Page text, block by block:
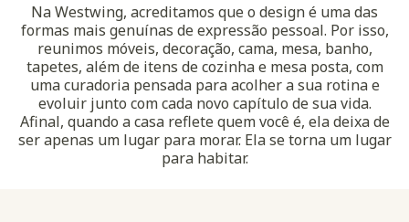
Na Westwing, acreditamos que o design é uma das
formas mais genuínas de expressão pessoal. Por isso,
reunimos móveis, decoração, cama, mesa, banho,
tapetes, além de itens de cozinha e mesa posta, com
uma curadoria pensada para acolher a sua rotina e
evoluir junto com cada novo capítulo de sua vida.
Afinal, quando a casa reflete quem você é, ela deixa de
ser apenas um lugar para morar. Ela se torna um lugar
para habitar.